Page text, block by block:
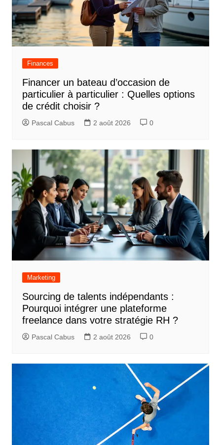
Finances
Financer un bateau d’occasion de
particulier à particulier : Quelles options
de crédit choisir ?
Pascal Cabus 2 août 2026 0
Marketing
Sourcing de talents indépendants :
Pourquoi intégrer une plateforme
freelance dans votre stratégie RH ?
Pascal Cabus 2 août 2026 0